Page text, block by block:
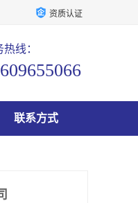
资质认证
热线：
联系方式